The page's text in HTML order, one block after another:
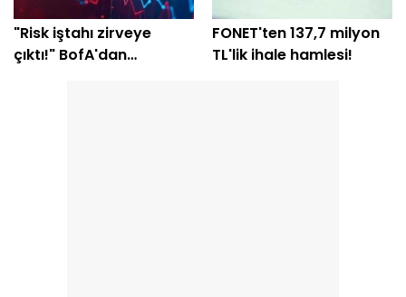
"Risk iştahı zirveye
çıktı!" BofA'dan
FONET'ten 137,7 milyon
TL'lik ihale hamlesi!